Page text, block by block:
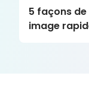
5 façons
image